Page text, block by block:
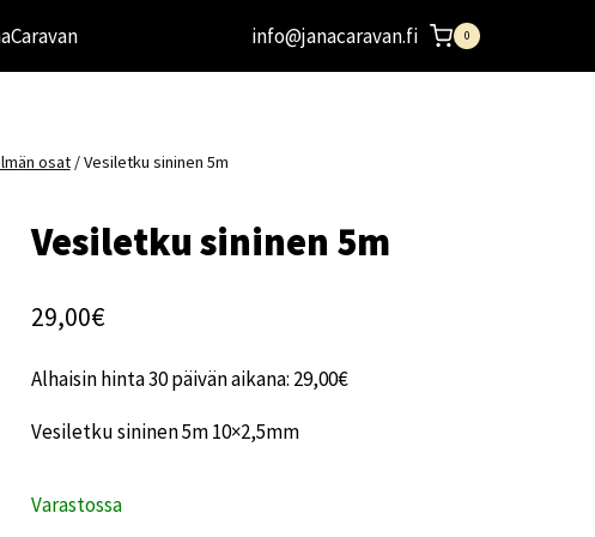
info@janacaravan.fi 0
osat /Vesiletku sininen 5m
Vesiletku sininen 5m
29,00€
Alhaisin hinta 30 päivän aikana: 29,00€
Vesiletku sininen 5m 10×2,5mm
Varastossa